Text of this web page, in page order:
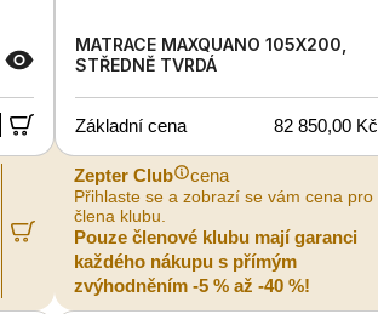
MATRACE MAXQUANO 105X200,
STŘEDNĚ TVRDÁ
Základní cena 82 850,00 Kč
Zepter Club cena
Přihlaste se a zobrazí se vám cena pro
člena klubu.
Pouze členové klubu mají garanci
každého nákupu s přímým
zvýhodněním -5 % až -40 %!